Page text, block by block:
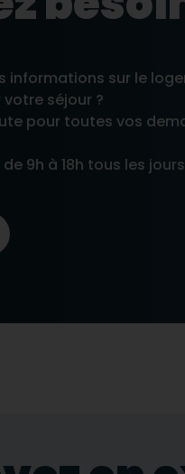
informations sur le
séjour ?
pour toutes vos
9h à 18h tous les